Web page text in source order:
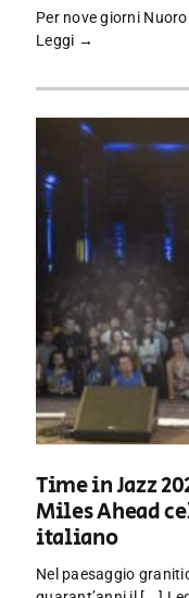
Per nove giorni
Leggi →
Time in Jazz
Miles Ahead
italiano
Nel paesaggio